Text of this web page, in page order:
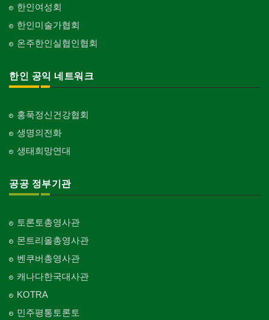
한인여성회
한인미술가협회
온주한인실협인협회
한인 공익 네트워크
홍푹정신건강협회
생명의전화
생태희망연대
공공 정부기관
토론토총영사관
몬트리올총영사관
벤쿠버총영사관
캐나다한국대사관
KOTRA
민주평통토론토